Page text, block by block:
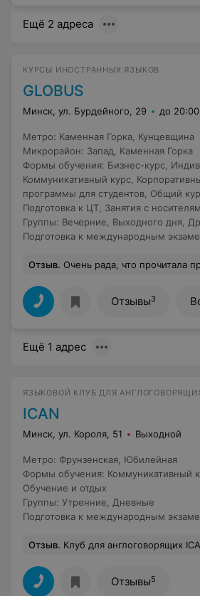
Ещё 2 адреса
КУРСЫ ИНОСТРАННЫХ ЯЗЫКОВ
GLOBUS
Минск, ул. Бурдейного, 29 до 20:00
Метро: Каменная Горка Кунцевщина
Микрорайон: Запад
Каменная Горка
Формы обучения: Бизнес-курс
Коммуникативный курс
программы для студентов Общий
Подготовка к ЦТ Занятия с
Группы: Вечерние Выходного дня
Подготовка к международным
Отзыв. Очень рада, что прочитала предыдущий отзыв. Пыталась записаться в данный центр на курс польского языка выходного дня с сентября 2016 года. Почему выбирала эти курсы? Globus подходил мне территориально, кроме этого важно было, чтобы занятия проходили утром в субботу и воскресенье. Меня
Отзывы3
Ещё 1 адрес
ЯЗЫКОВОЙ КЛУБ ДЛЯ
ICAN
Минск, ул. Короля, 51 Выходной
Метро: Фрунзенская Юбилейная
Формы обучения: Коммуникативный
Обучение и отдых
Группы: Утренние
Дневные
Подготовка к международным
Отзыв. Клуб для англоговорящих ICAN полезен всем: детям и взрослым, учителям и студентам, лингвистам и профессионалам в любой области, тем, кто уже уверен в себе и тем, кто делает первые шаги в английском.Формат занятий
Отзывы5